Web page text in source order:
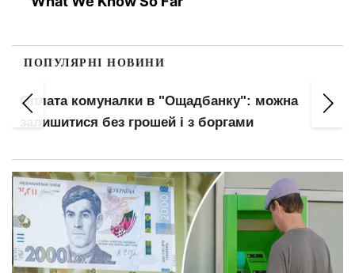
ПОПУЛЯРНІ НОВИНИ
Оплата комуналки в "Ощадбанку": можна
залишитися без грошей і з боргами